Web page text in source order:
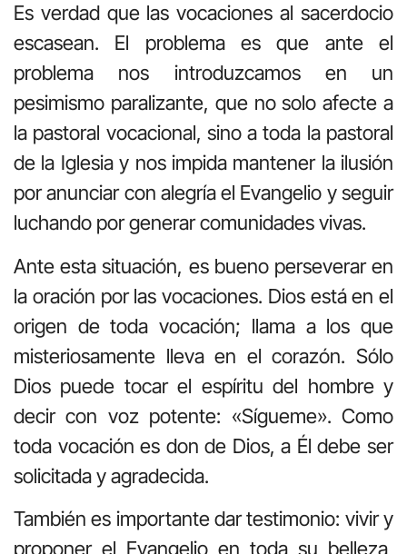
Es verdad que las vocaciones al sacerdocio
escasean. El problema es que ante el
problema nos introduzcamos en un
pesimismo paralizante, que no solo afecte a
la pastoral vocacional, sino a toda la pastoral
de la Iglesia y nos impida mantener la ilusión
por anunciar con alegría el Evangelio y seguir
luchando por generar comunidades vivas.
Ante esta situación, es bueno perseverar en
la oración por las vocaciones. Dios está en el
origen de toda vocación; llama a los que
misteriosamente lleva en el corazón. Sólo
Dios puede tocar el espíritu del hombre y
decir con voz potente: «Sígueme». Como
toda vocación es don de Dios, a Él debe ser
solicitada y agradecida.
También es importante dar testimonio: vivir y
proponer el Evangelio en toda su belleza,